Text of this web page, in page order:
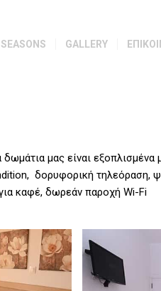
GALLERY
μας είναι εξοπλισμένα
δορυφορική τηλεόραση,
καφέ, δωρεάν παροχή Wi-Fi